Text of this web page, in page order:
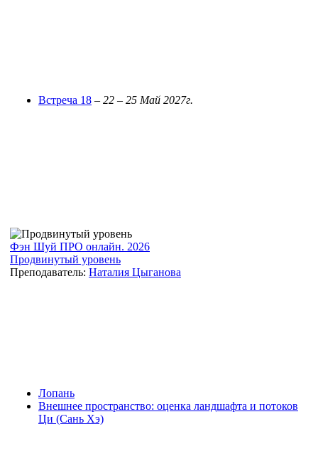
Встреча 18 – 22 – 25 Май 2027г.
Фэн Шуй ПРО онлайн. 2026
Продвинутый уровень
Преподаватель: Наталия Цыганова
Лопань
Внешнее пространство: оценка ландшафта и потоков
Ци (Сань Хэ)